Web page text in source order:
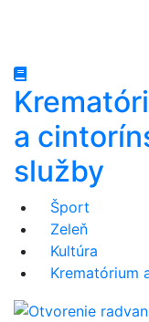
a
služby
Šport
Zeleň
Kultúra
Krematórium